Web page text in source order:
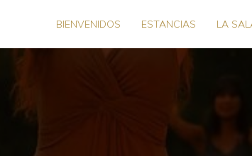
BIENVENIDOS ESTANCIAS LA